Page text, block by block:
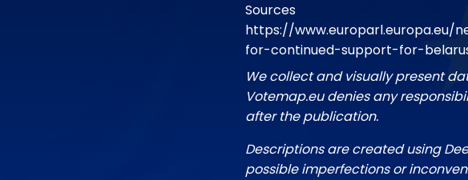
Sources
https://www.europarl.europa.eu/
for-continued-support-for-
We collect and visually present
Votemap.eu denies any
after the publication.
Descriptions are created using
possible imperfections or